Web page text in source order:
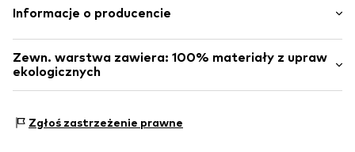
Miękki w dotyku
Materiał: 60% Bawełna (z upraw ekologicznych), 40%
Informacje o producencie
Modering 1
22457 Hamburg
DE
Zewn. warstwa zawiera: 100% materiały z upraw
ekologicznych
testu
Zgłoś zastrzeżenie prawne